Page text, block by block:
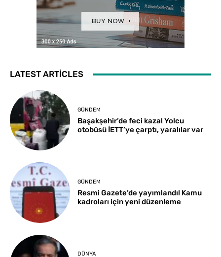
LATEST ARTICLES
GÜNDEM
Başakşehir’de feci kaza! Yolcu
otobüsü İETT’ye çarptı, yaralılar var
GÜNDEM
Resmi Gazete’de yayımlandı! Kamu
kadroları için yeni düzenleme
DÜNYA